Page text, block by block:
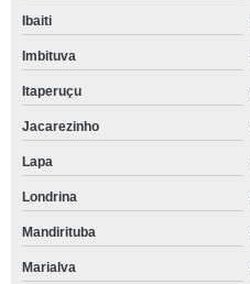
Ibaiti
Imbituva
Itaperuçu
Jacarezinho
Lapa
Londrina
Mandirituba
Marialva